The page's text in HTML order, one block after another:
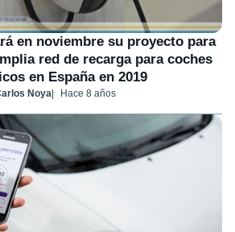
en noviembre su proyecto para
red de recarga para coches
en España en 2019
Noya Hace 8 años